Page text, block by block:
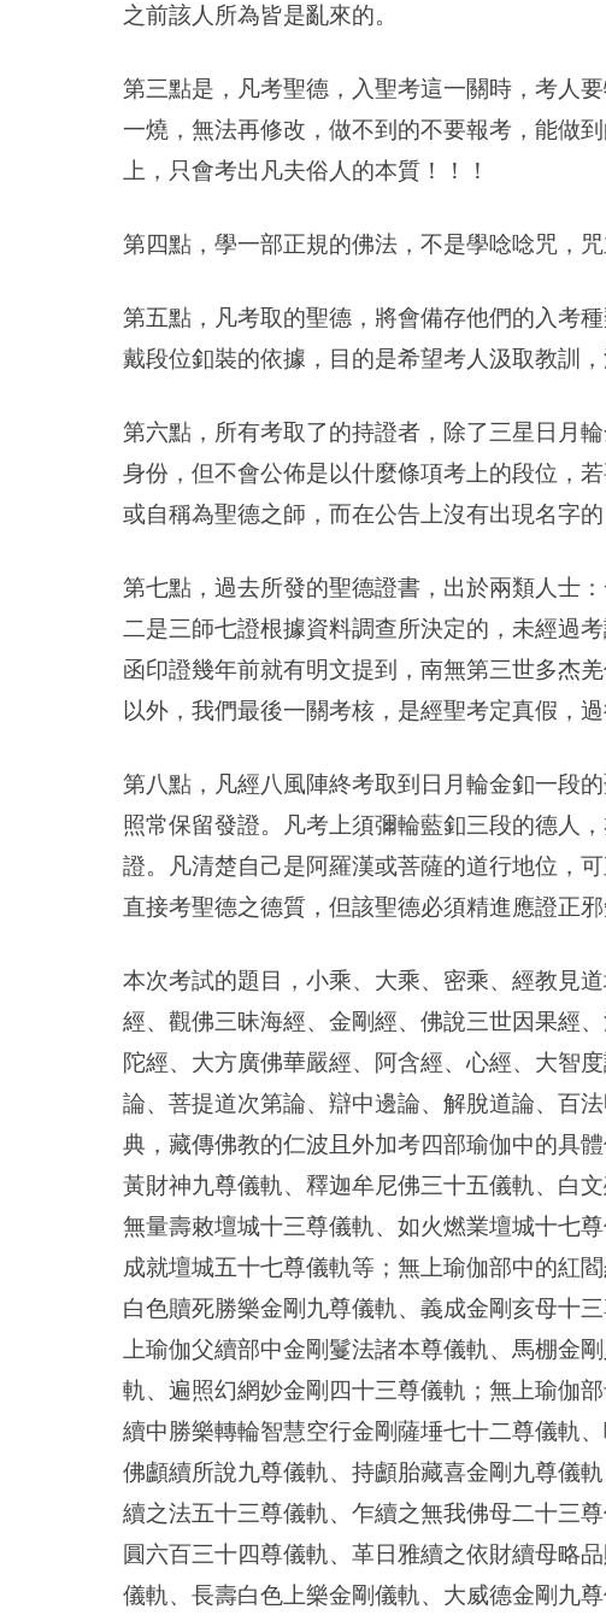
之前該人所為皆是亂來的。
第三點是，凡考聖德，入聖考這一關時，考人
一燒，無法再修改，做不到的不要報考，能做
上，只會考出凡夫俗人的本質！！！
第四點，學一部正規的佛法，不是學唸唸咒，
第五點，凡考取的聖德，將會備存他們的入考
戴段位釦裝的依據，目的是希望考人汲取教訓
第六點，所有考取了的持證者，除了三星日月
身份，但不會公佈是以什麼條項考上的段位，
或自稱為聖德之師，而在公告上沒有出現名字
第七點，過去所發的聖德證書，出於兩類人士
二是三師七證根據資料調查所決定的，未經過
函印證幾年前就有明文提到，南無第三世多杰
以外，我們最後一關考核，是經聖考定真假，
第八點，凡經八風陣終考取到日月輪金釦一段
照常保留發證。凡考上須彌輪藍釦三段的德人
證。凡清楚自己是阿羅漢或菩薩的道行地位，
直接考聖德之德質，但該聖德必須精進應證正邪
本次考試的題目，小乘、大乘、密乘、經教見
經、觀佛三昧海經、金剛經、佛說三世因果經
陀經、大方廣佛華嚴經、阿含經、心經、大智
論、菩提道次第論、辯中邊論、解脫道論、百
典，藏傳佛教的仁波且外加考四部瑜伽中的具
黃財神九尊儀軌、釋迦牟尼佛三十五儀軌、白
無量壽敕壇城十三尊儀軌、如火燃業壇城十七
成就壇城五十七尊儀軌等；無上瑜伽部中的紅
白色贖死勝樂金剛九尊儀軌、義成金剛亥母十
上瑜伽父續部中金剛鬘法諸本尊儀軌、馬棚金
軌、遍照幻網妙金剛四十三尊儀軌；無上瑜伽
續中勝樂轉輪智慧空行金剛薩埵七十二尊儀軌
佛顱續所說九尊儀軌、持顱胎藏喜金剛九尊儀
續之法五十三尊儀軌、乍續之無我佛母二十三
圓六百三十四尊儀軌、革日雅續之依財續母略
儀軌、長壽白色上樂金剛儀軌、大威德金剛九